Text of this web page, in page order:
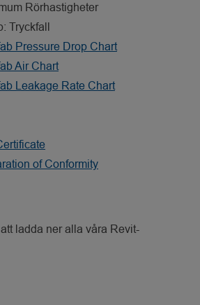
Rörhastigheter
Tryckfall
Pressure Drop Chart
Air Chart
Leakage Rate Chart
of Conformity
ladda ner alla våra Revit-